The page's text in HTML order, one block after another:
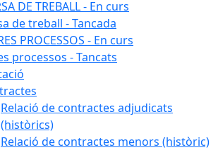
DE TREBALL - En curs
de treball - Tancada
PROCESSOS - En curs
processos - Tancats
Relació de contractes adjudicats
(històrics)
Relació de contractes menors (històric)